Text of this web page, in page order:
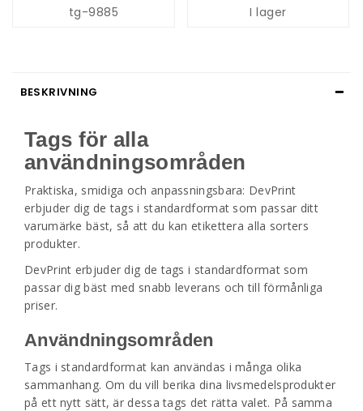
tg-9885 I lager
BESKRIVNING
Tags för alla
användningsområden
Praktiska, smidiga och anpassningsbara: DevPrint
erbjuder dig de tags i standardformat som passar ditt
varumärke bäst, så att du kan etikettera alla sorters
produkter.
DevPrint erbjuder dig de tags i standardformat som
passar dig bäst med snabb leverans och till förmånliga
priser.
Användningsområden
Tags i standardformat kan användas i många olika
sammanhang. Om du vill berika dina livsmedelsprodukter
på ett nytt sätt, är dessa tags det rätta valet. På samma